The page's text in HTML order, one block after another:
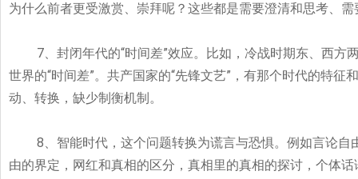
为什么前者更受激赏、崇拜呢？这些都是需要澄清和思考、需
7、封闭年代的“时间差”效应。比如，冷战时期东、西
世界的“时间差”。共产国家的“先锋文艺” ，有那个时代的特征
动、转换，缺少制衡机制。
8、智能时代，这个问题转换为谎言与恐惧。例如言论
由的界定，网红和真相的区分，真相里的真相的探讨，个体